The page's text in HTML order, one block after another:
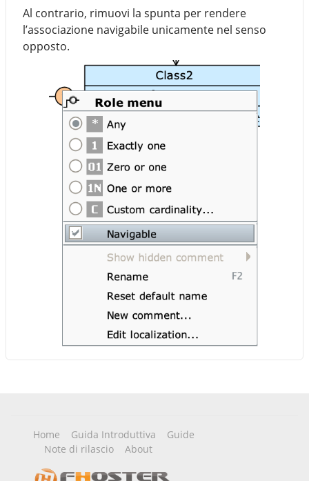
Al contrario, rimuovi la spunta per rendere
l’associazione navigabile unicamente nel senso
opposto.
Home Guida Introduttiva
Guide
Note di rilascio
About